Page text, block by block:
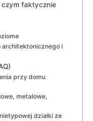
czym faktycznie
architektonicznego i
przy domu
metalowe,
działki ze